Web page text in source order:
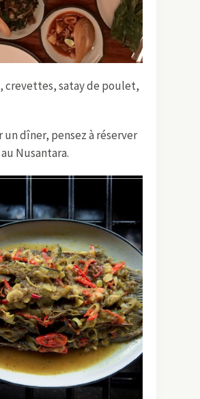
crevettes, satay de poulet,
un dîner, pensez à réserver
Nusantara.